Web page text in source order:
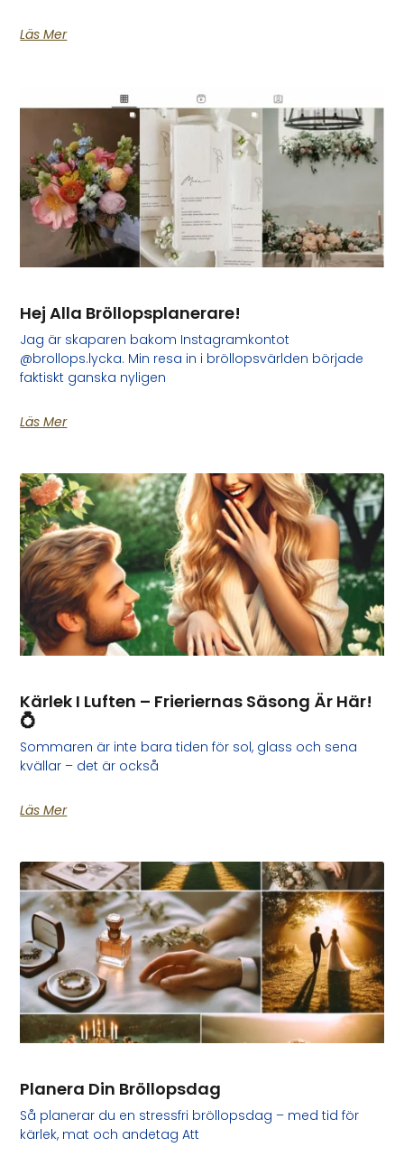
Läs Mer
Hej Alla Bröllopsplanerare!
Jag är skaparen bakom Instagramkontot
@brollops.lycka. Min resa in i bröllopsvärlden började
faktiskt ganska nyligen
Läs Mer
Kärlek I Luften – Frieriernas Säsong Är Här!
💍
Sommaren är inte bara tiden för sol, glass och sena
kvällar – det är också
Läs Mer
Planera Din Bröllopsdag
Så planerar du en stressfri bröllopsdag – med tid för
kärlek, mat och andetag Att